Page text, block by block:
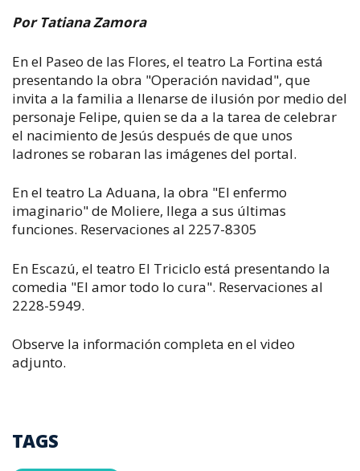
Por Tatiana Zamora
En el Paseo de las Flores, el teatro La Fortina está
presentando la obra "Operación navidad", que
invita a la familia a llenarse de ilusión por medio del
personaje Felipe, quien se da a la tarea de celebrar
el nacimiento de Jesús después de que unos
ladrones se robaran las imágenes del portal.
En el teatro La Aduana, la obra "El enfermo
imaginario" de Moliere, llega a sus últimas
funciones. Reservaciones al 2257-8305
En Escazú, el teatro El Triciclo está presentando la
comedia "El amor todo lo cura". Reservaciones al
2228-5949.
Observe la información completa en el video
adjunto.
TAGS